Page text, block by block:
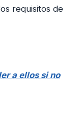
requisitos de
a ellos si no